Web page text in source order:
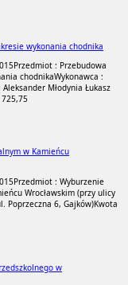
wykonania chodnika
Przedmiot : Przebudowa
chodnikaWykonawca :
Młodynia Łukasz
725,75
w Kamieńcu
Przedmiot : Wyburzenie
Wrocławskim (przy ulicy
Poprzeczna 6, Gajków)Kwota
w